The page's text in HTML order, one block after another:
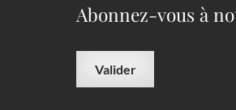
Abonnez-vous à